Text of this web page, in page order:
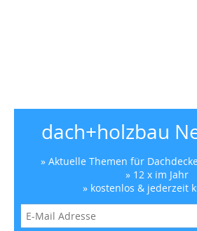
dach+holzbau
» Aktuelle Themen für
» 12 x im Jahr
» kostenlos & jederzeit